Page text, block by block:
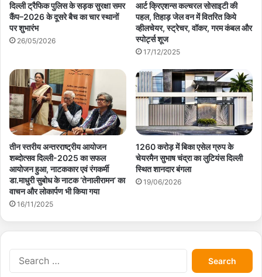
दिल्ली ट्रैफिक पुलिस के सड़क सुरक्षा समर
कैंप–2026 के दूसरे बैच का चार स्थानों
पर शुभारंभ
26/05/2026
आर्ट क्रिएशन्स कल्चरल सोसाइटी की
पहल, तिहाड़ जेल वन में वितरित किये
व्हीलचेयर, स्ट्रेचर, वॉकर, गरम कंबल और
स्पोर्ट्स शूज
17/12/2025
तीन स्तरीय अन्तरराष्ट्रीय आयोजन
शब्दोत्सव दिल्ली-2025 का सफल
आयोजन हुआ, नाटककार एवं रंगकर्मी
डा.माधुरी सुबोध के नाटक ‘तेनालीरामन’ का
वाचन और लोकार्पण भी किया गया
16/11/2025
1260 करोड़ में बिका एसेल ग्रुप के
चेयरमैन सुभाष चंद्रा का लुटियंस दिल्ली
स्थित शानदार बंगला
19/06/2026
S
e